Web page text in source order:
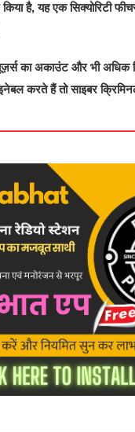
है, यह एक सिक्योरिटी
का अकाउंट और भी अधिक
करते हैं तो साइबर